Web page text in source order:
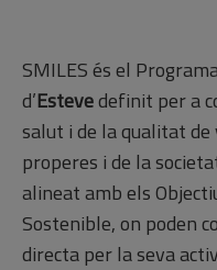
SMILES és el
d’Estevedefinit per a
salut i de la qualitat
properes i de la
alineat amb els
Sostenible, on poden
directa per la seva